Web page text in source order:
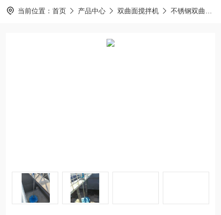
当前位置： 首页 产品中心 双曲面搅拌机 不锈钢双曲面搅拌机